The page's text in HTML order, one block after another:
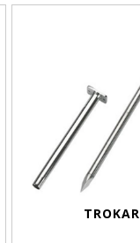
TROKAR